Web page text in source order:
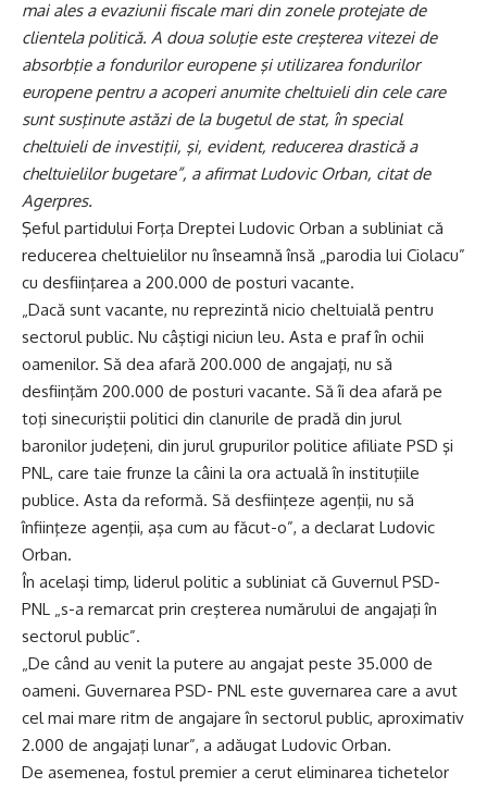
mai ales a evaziunii fiscale mari din zonele protejate de
clientela politică. A doua soluţie este creşterea vitezei de
absorbţie a fondurilor europene şi utilizarea fondurilor
europene pentru a acoperi anumite cheltuieli din cele care
sunt susţinute astăzi de la bugetul de stat, în special
cheltuieli de investiţii, şi, evident, reducerea drastică a
cheltuielilor bugetare”, a afirmat Ludovic Orban, citat de
Agerpres.
Şeful partidului Forţa Dreptei Ludovic Orban a subliniat că
reducerea cheltuielilor nu înseamnă însă „parodia lui Ciolacu”
cu desfiinţarea a 200.000 de posturi vacante.
„Dacă sunt vacante, nu reprezintă nicio cheltuială pentru
sectorul public. Nu câştigi niciun leu. Asta e praf în ochii
oamenilor. Să dea afară 200.000 de angajaţi, nu să
desfiinţăm 200.000 de posturi vacante. Să îi dea afară pe
toţi sinecuriştii politici din clanurile de pradă din jurul
baronilor judeţeni, din jurul grupurilor politice afiliate PSD şi
PNL, care taie frunze la câini la ora actuală în instituţiile
publice. Asta da reformă. Să desfiinţeze agenţii, nu să
înfiinţeze agenţii, aşa cum au făcut-o”, a declarat Ludovic
Orban.
În acelaşi timp, liderul politic a subliniat că Guvernul PSD-
PNL „s-a remarcat prin creşterea numărului de angajaţi în
sectorul public”.
„De când au venit la putere au angajat peste 35.000 de
oameni. Guvernarea PSD- PNL este guvernarea care a avut
cel mai mare ritm de angajare în sectorul public, aproximativ
2.000 de angajaţi lunar”, a adăugat Ludovic Orban.
De asemenea, fostul premier a cerut eliminarea tichetelor